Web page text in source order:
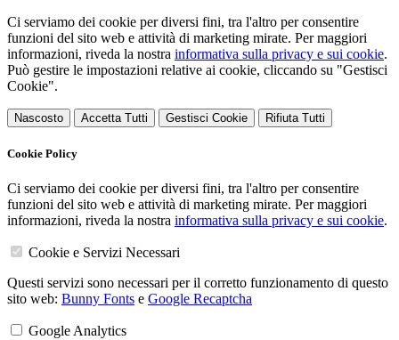
Ci serviamo dei cookie per diversi fini, tra l'altro per consentire
funzioni del sito web e attività di marketing mirate. Per maggiori
informazioni, riveda la nostra informativa sulla privacy e sui cookie.
Può gestire le impostazioni relative ai cookie, cliccando su "Gestisci
Cookie".
Nascosto Accetta Tutti Gestisci Cookie Rifiuta Tutti
Cookie Policy
Ci serviamo dei cookie per diversi fini, tra l'altro per consentire
funzioni del sito web e attività di marketing mirate. Per maggiori
informazioni, riveda la nostra informativa sulla privacy e sui cookie.
Cookie e Servizi Necessari
Questi servizi sono necessari per il corretto funzionamento di questo
sito web: Bunny Fonts e Google Recaptcha
Google Analytics